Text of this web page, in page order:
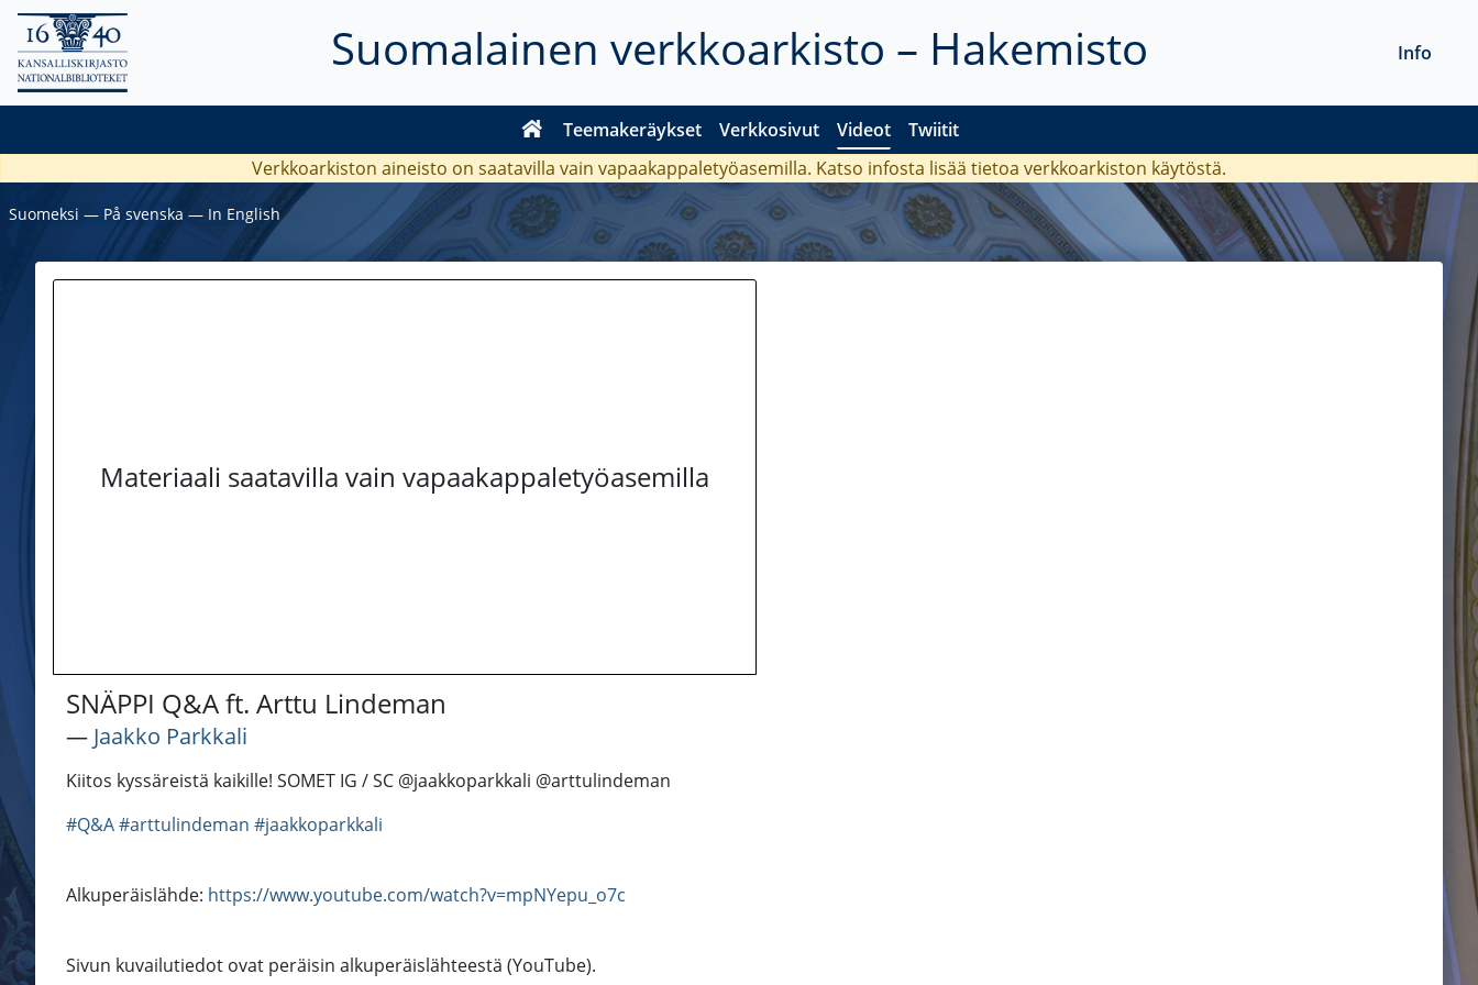
Suomalainen verkkoarkisto – Hakemisto
Teemakeräykset Verkkosivut Videot Twiitit
Info
Verkkoarkiston aineisto on saatavilla vain vapaakappaletyöasemilla. Katso infosta lisää tietoa verkkoarkiston käytöstä.
Suomeksi ― På svenska ― In English
Materiaali saatavilla vain vapaakappaletyöasemilla
SNÄPPI Q&A ft. Arttu Lindeman
― Jaakko Parkkali
Kiitos kyssäreistä kaikille! SOMET IG / SC @jaakkoparkkali @arttulindeman
#Q&A#arttulindeman #jaakkoparkkali
Alkuperäislähde: https://www.youtube.com/watch?v=mpNYepu_o7c
Sivun kuvailutiedot ovat peräisin alkuperäislähteestä (YouTube).